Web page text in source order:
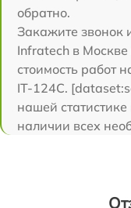
обратно.
Закажите звонок
Infratech в Москве
стоимость работ
IT-124C.
нашей
наличии всех